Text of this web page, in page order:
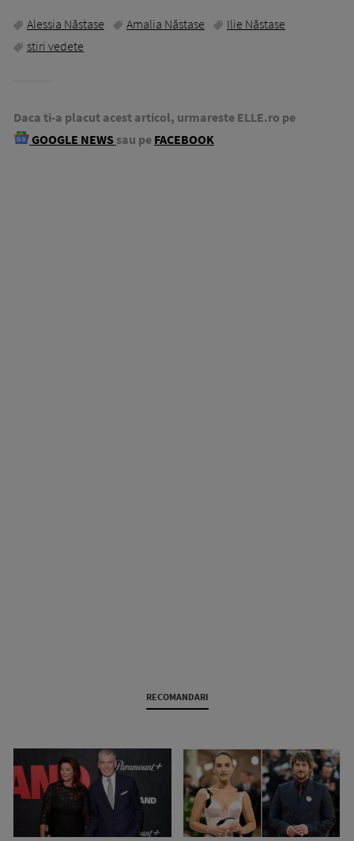
Alessia Năstase Amalia Năstase
Ilie Năstase
stiri vedete
Daca ti-a placut acest articol, urmareste ELLE.ro pe
GOOGLE NEWS sau pe FACEBOOK
RECOMANDARI